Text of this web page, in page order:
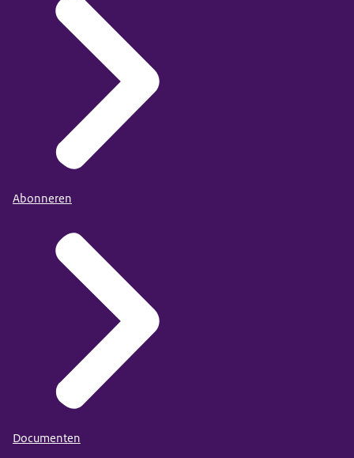
Abonneren
Documenten